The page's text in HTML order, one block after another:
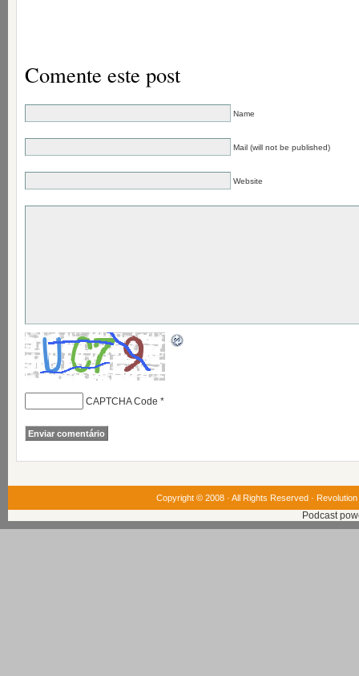
Comente este post
Name
Mail (will not be published)
Website
CAPTCHA Code *
Copyright © 2008 · All Rights Reserved ·
Podcast